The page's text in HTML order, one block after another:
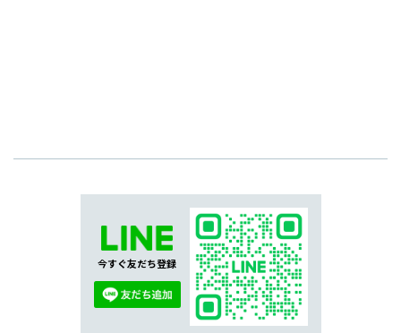
今すぐ友だち登録